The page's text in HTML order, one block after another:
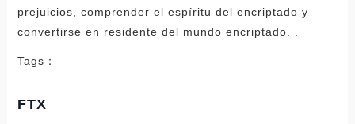
prejuicios, comprender el espíritu del encriptado y
convertirse en residente del mundo encriptado. .
Tags：
FTX